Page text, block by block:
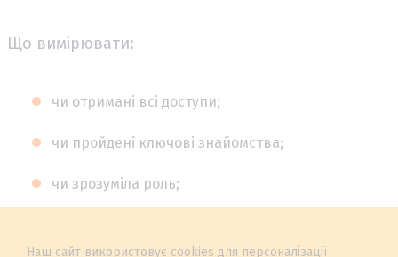
Що вимірювати:
чи отримані всі доступи;
чи пройдені ключові знайомства;
чи зрозуміла роль;
Наш сайт використовує cookies для персоналізації